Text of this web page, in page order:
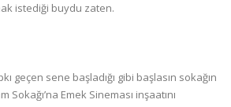
istediği buydu zaten.
geçen sene başladığı gibi başlasın sokağın
Sokağı’na Emek Sineması inşaatını